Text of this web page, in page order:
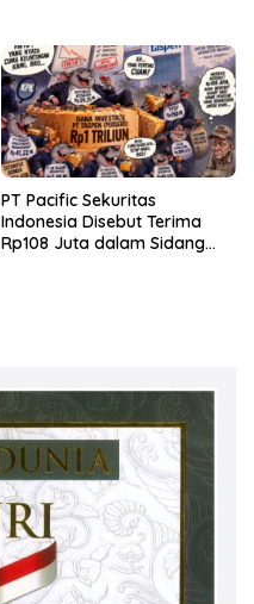
PT Pacific Sekuritas
Indonesia Disebut Terima
Rp108 Juta dalam Sidang